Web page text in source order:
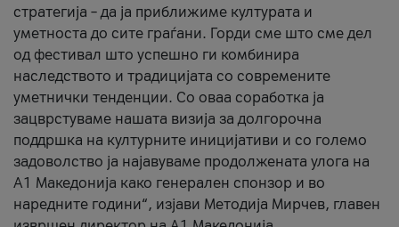
стратегија – да ја приближиме културата и
уметноста до сите граѓани. Горди сме што сме дел
од фестивал што успешно ги комбинира
наследството и традицијата со современите
уметнички тенденции. Со оваа соработка ја
зацврстуваме нашата визија за долгорочна
поддршка на културните иницијативи и со големо
задоволство ја најавуваме продолжената улога на
A1 Македонија како генерален спонзор и во
наредните години“, изјави Методија Мирчев, главен